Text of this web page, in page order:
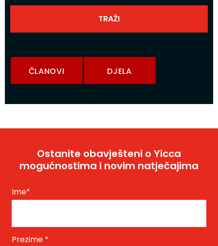
ČLANOVI DJELA
Ostanite obavješteni o Yicca
mogućnostima i novim natječajima
Ime*
Prezime *